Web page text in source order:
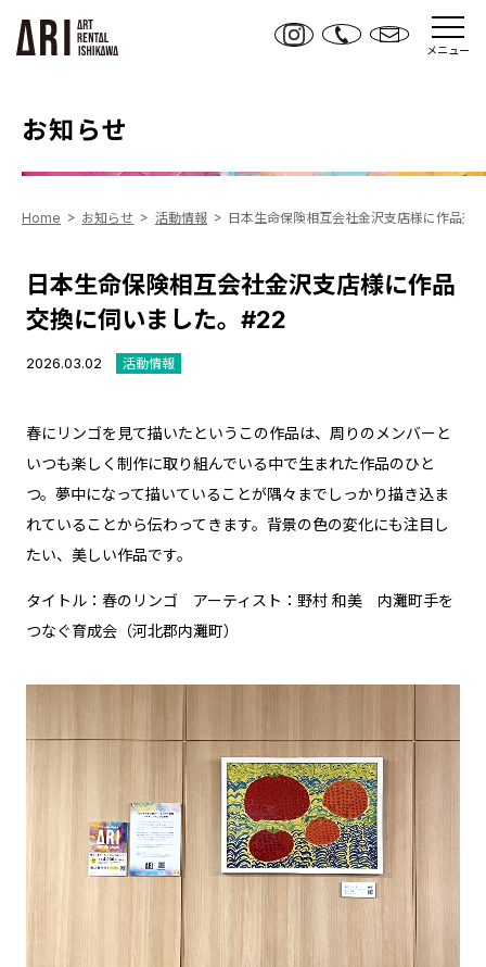
メニュー
お知らせ
Home お知らせ 活動情報 日本生命保険相互会社金沢支店様に作品交
日本生命保険相互会社金沢支店様に作品
交換に伺いました。#22
2026.03.02 活動情報
春にリンゴを見て描いたというこの作品は、周りのメンバーと
いつも楽しく制作に取り組んでいる中で生まれた作品のひと
つ。夢中になって描いていることが隅々までしっかり描き込ま
れていることから伝わってきます。背景の色の変化にも注目し
たい、美しい作品です。
タイトル：春のリンゴ アーティスト：野村 和美 内灘町手を
つなぐ育成会（河北郡内灘町）